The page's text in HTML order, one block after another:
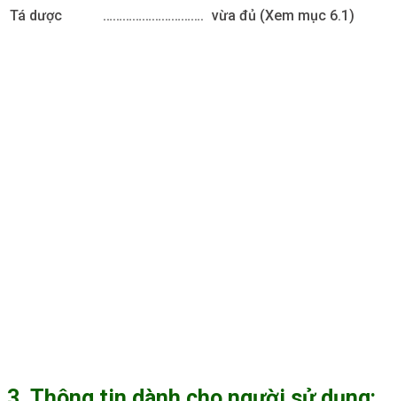
Tá dược
…………………………. vừa đủ (Xem mục 6.1)